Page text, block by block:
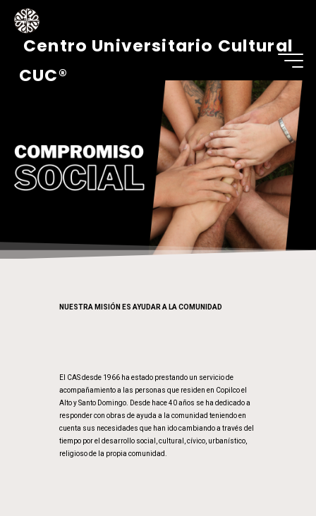
Centro Universitario Cultural
CUC®
COMPROMISO
CIAL
NUESTRA MISIÓN ES AYUDAR A LA COMUNIDAD
El CAS desde 1966 ha estado prestando un servicio de
acompañamiento a las personas que residen en Copilco el
Alto y Santo Domingo. Desde hace 40 años se ha dedicado a
responder con obras de ayuda a la comunidad teniendo en
cuenta sus necesidades que han ido cambiando a través del
tiempo por el desarrollo social, cultural, cívico, urbanístico,
religioso de la propia comunidad.